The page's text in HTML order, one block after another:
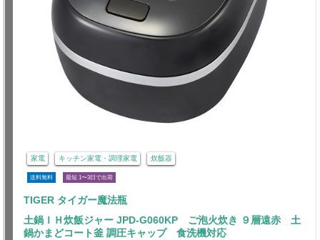
家電 キッチン家電・調理家電 炊飯器
送料無料 最短 1〜3日で出荷
TIGER タイガー魔法瓶
土鍋ＩＨ炊飯ジャー JPD-G060KP ご泡火炊き ９層遠赤 土
鍋かまどコート釜 調圧キャップ 食洗機対応